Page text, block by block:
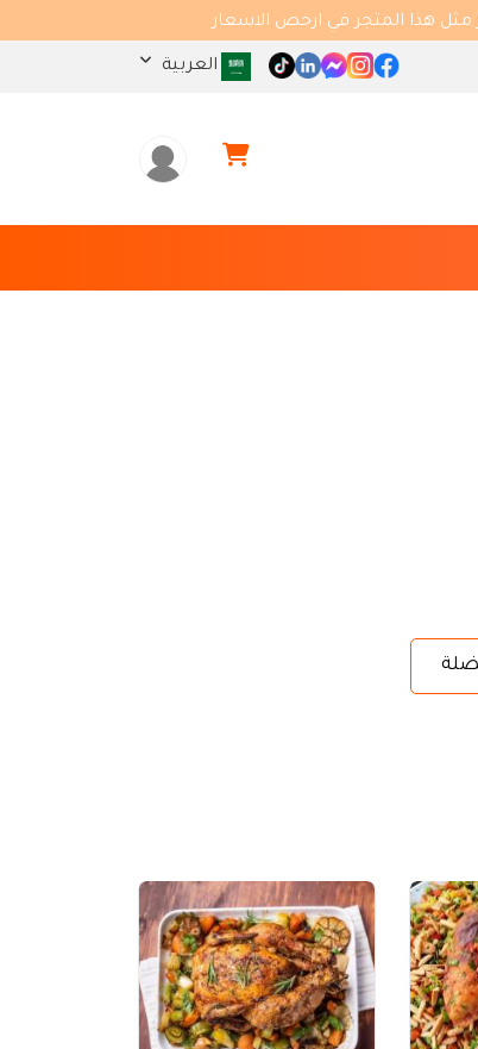
المتجر في ارخص الاسعار
العربية